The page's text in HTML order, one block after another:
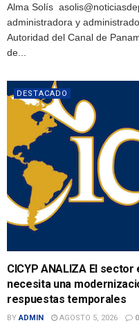
Alma Solís
administradora y
Autoridad del Canal de
de...
DESTACADO
CICYP ANALIZA El
necesita una
respuestas temporales
BY ADMIN AGOSTO 5, 2026 0